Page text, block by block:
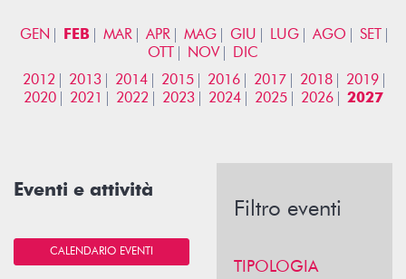
GEN FEB MAR APR MAG GIU LUG AGO
SET
OTT
NOV
DIC
2012
2013 2014 2015 2016 2017 2018
2019
2020
2021 2022 2023 2024 2025 2026 2027
Eventi e attività
CALENDARIO EVENTI
Filtro eventi
TIPOLOGIA